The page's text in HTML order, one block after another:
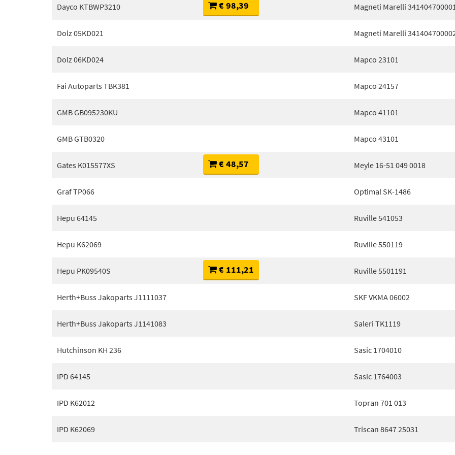
Dayco KTBWP3210 € 98,39
Dolz 05KD021
Dolz 06KD024
Fai Autoparts TBK381
GMB GB095230KU
GMB GTB0320
Gates K015577XS € 48,57
Graf TP066
Hepu 64145
Hepu K62069
Hepu PK09540S € 111,21
Herth+Buss Jakoparts J1111037
Herth+Buss Jakoparts J1141083
Hutchinson KH 236
IPD 64145
IPD K62012
IPD K62069
Magneti Marelli
Magneti Marelli
Mapco 23101
Mapco 24157
Mapco 41101
Mapco 43101
Meyle 16-51 049 0018
Optimal SK-1486
Ruville 541053
Ruville 550119
Ruville 5501191
SKF VKMA 06002
Saleri TK1119
Sasic 1704010
Sasic 1764003
Topran 701 013
Triscan 8647 25031